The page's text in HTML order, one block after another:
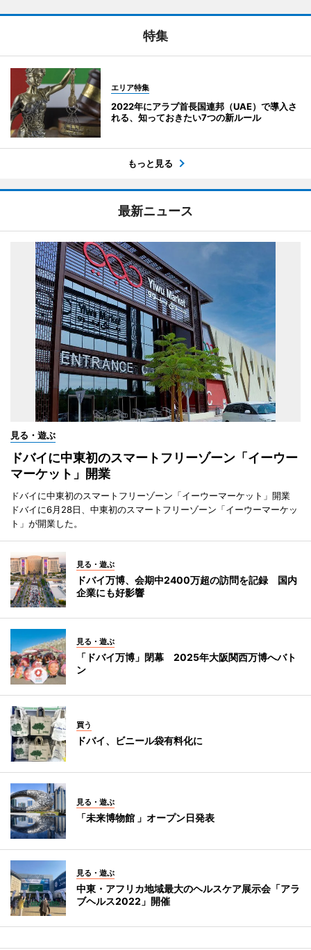
特集
エリア特集
2022年にアラブ首長国連邦（UAE）で導入さ
れる、知っておきたい7つの新ルール
もっと見る
最新ニュース
見る・遊ぶ
ドバイに中東初のスマートフリーゾーン「イーウー
マーケット」開業
ドバイに中東初のスマートフリーゾーン「イーウーマーケット」開業
ドバイに6月28日、中東初のスマートフリーゾーン「イーウーマーケッ
ト」が開業した。
見る・遊ぶ
ドバイ万博、会期中2400万超の訪問を記録 国内
企業にも好影響
見る・遊ぶ
「ドバイ万博」閉幕 2025年大阪関西万博へバト
ン
買う
ドバイ、ビニール袋有料化に
見る・遊ぶ
「未来博物館 」オープン日発表
見る・遊ぶ
中東・アフリカ地域最大のヘルスケア展示会「アラ
ブヘルス2022」開催